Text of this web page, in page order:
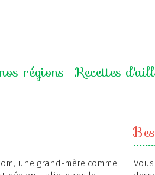
régions Recettes
une grand-mère comme